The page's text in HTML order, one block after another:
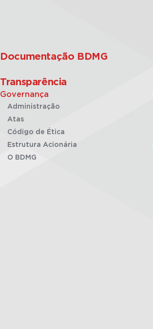
Documentação BDMG
Transparência
Governança
Administração
Atas
Código de Ética
Estrutura Acionária
O BDMG